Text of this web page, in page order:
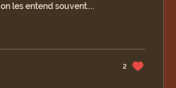
les entend souvent....
2